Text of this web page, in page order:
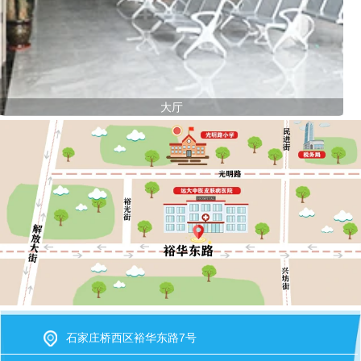
大厅
石家庄桥西区裕华东路7号